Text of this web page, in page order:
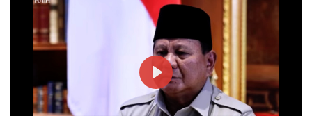
Play